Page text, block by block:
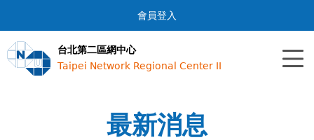
Jump to navigation
會員登入
台北第二區網中心
Taipei Network Regional Center II
最新消息